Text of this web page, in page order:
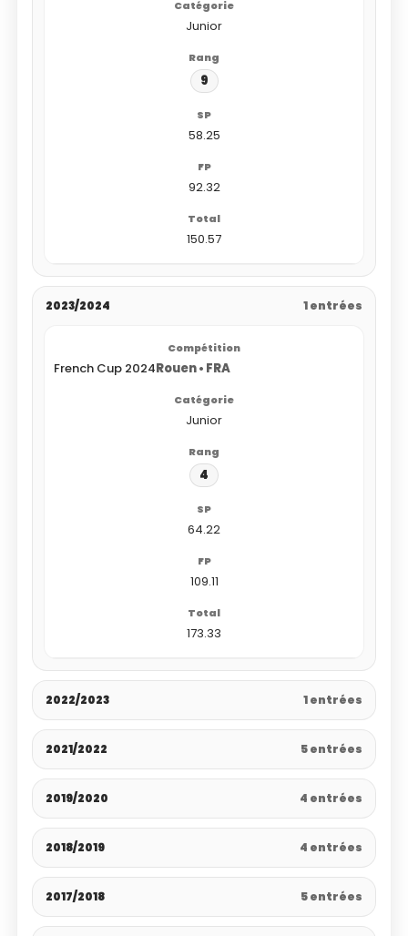
Junior
9
58.25
92.32
150.57
2023/2024 1 entrées
French Cup 2024Rouen • FRA
Junior
4
64.22
109.11
173.33
2022/2023 1 entrées
2021/2022 5 entrées
2019/2020 4 entrées
2018/2019 4 entrées
2017/2018 5 entrées